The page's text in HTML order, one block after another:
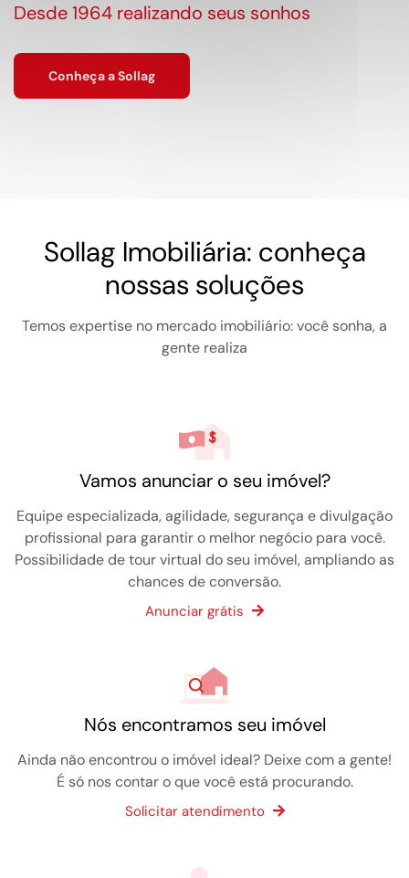
Desde 1964 realizando seus sonhos
Conheça a Sollag
Sollag Imobiliária: conheça
nossas soluções
Temos expertise no mercado imobiliário: você sonha, a
gente realiza
Vamos anunciar o seu imóvel?
Equipe especializada, agilidade, segurança e divulgação
profissional para garantir o melhor negócio para você.
Possibilidade de tour virtual do seu imóvel, ampliando as
chances de conversão.
Anunciar grátis
Nós encontramos seu imóvel
Ainda não encontrou o imóvel ideal? Deixe com a gente!
É só nos contar o que você está procurando.
Solicitar atendimento